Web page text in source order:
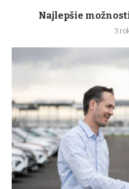
Najlepšie
3